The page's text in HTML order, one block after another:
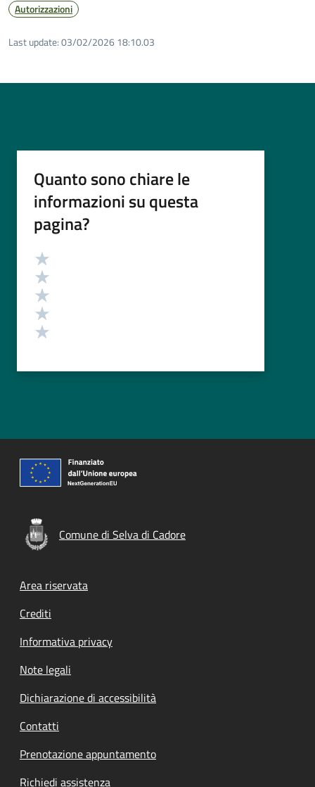
Autorizzazioni
Last update:03/02/2026 18:10.03
Quanto sono chiare le
informazioni su questa
pagina?
Valutazione
Comune di Selva di Cadore
Footer menu
Area riservata
Crediti
Informativa privacy
Note legali
Dichiarazione di accessibilità
Contatti
Prenotazione appuntamento
Richiedi assistenza